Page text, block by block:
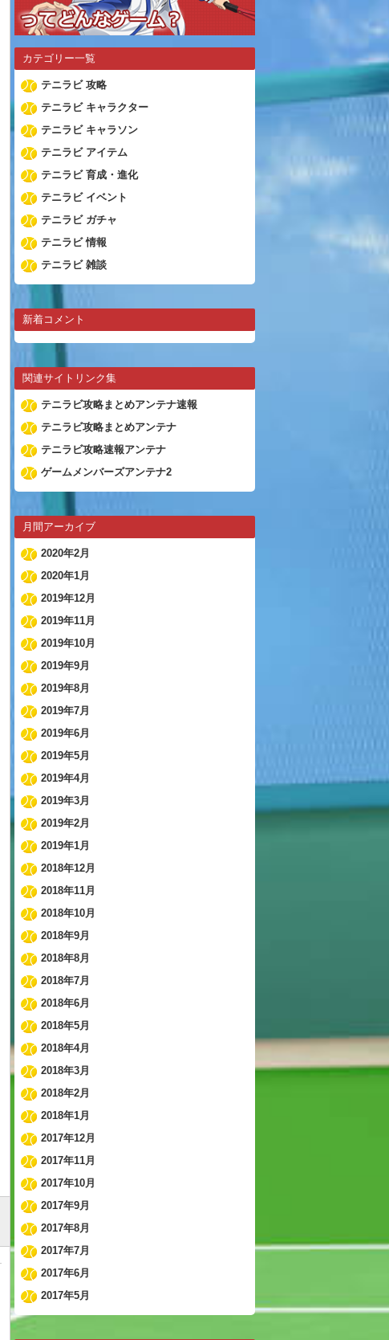
カテゴリー一覧
テニラビ 攻略
テニラビ キャラクター
テニラビ キャラソン
テニラビ アイテム
テニラビ 育成・進化
テニラビ イベント
テニラビ ガチャ
テニラビ 情報
テニラビ 雑談
新着コメント
関連サイトリンク集
テニラビ攻略まとめアンテナ速報
テニラビ攻略まとめアンテナ
テニラビ攻略速報アンテナ
ゲームメンバーズアンテナ2
月間アーカイブ
2020年2月
2020年1月
2019年12月
2019年11月
2019年10月
2019年9月
2019年8月
2019年7月
2019年6月
2019年5月
2019年4月
2019年3月
2019年2月
2019年1月
2018年12月
2018年11月
2018年10月
2018年9月
2018年8月
2018年7月
2018年6月
2018年5月
2018年4月
2018年3月
2018年2月
2018年1月
2017年12月
2017年11月
2017年10月
2017年9月
2017年8月
2017年7月
2017年6月
2017年5月